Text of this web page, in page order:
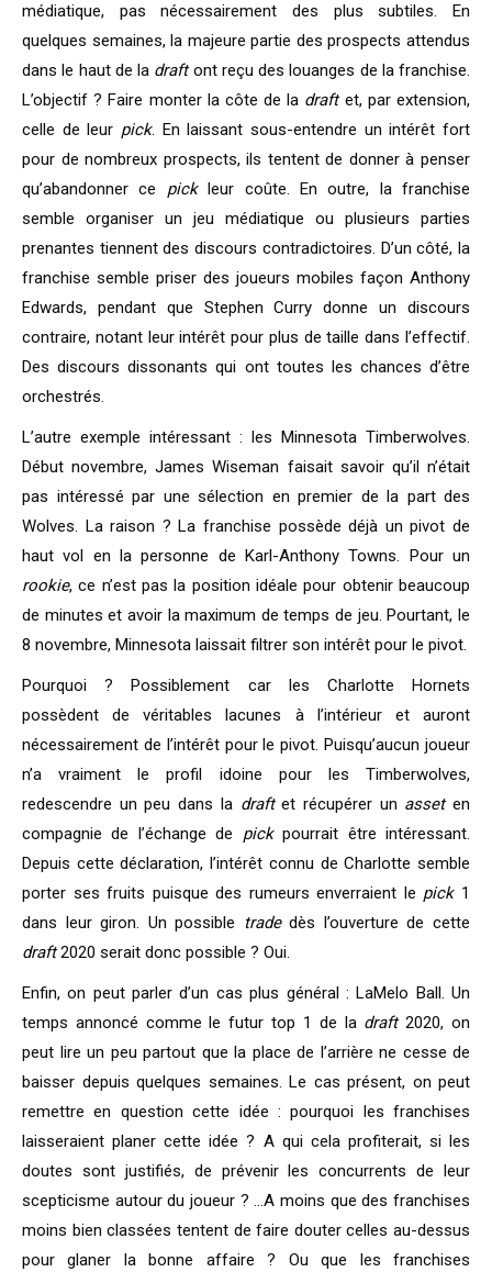
médiatique, pas nécessairement des plus subtiles. En
quelques semaines, la majeure partie des prospects attendus
dans le haut de la draftont reçu des louanges de la franchise.
L’objectif ? Faire monter la côte de la draftet, par extension,
celle de leur pick. En laissant sous-entendre un intérêt fort
pour de nombreux prospects, ils tentent de donner à penser
qu’abandonner ce pickleur coûte. En outre, la franchise
semble organiser un jeu médiatique ou plusieurs parties
prenantes tiennent des discours contradictoires. D’un côté, la
franchise semble priser des joueurs mobiles façon Anthony
Edwards, pendant que Stephen Curry donne un discours
contraire, notant leur intérêt pour plus de taille dans l’effectif.
Des discours dissonants qui ont toutes les chances d’être
orchestrés.
L’autre exemple intéressant : les Minnesota Timberwolves.
Début novembre, James Wiseman faisait savoir qu’il n’était
pas intéressé par une sélection en premier de la part des
Wolves. La raison ? La franchise possède déjà un pivot de
haut vol en la personne de Karl-Anthony Towns. Pour un
rookie, ce n’est pas la position idéale pour obtenir beaucoup
de minutes et avoir la maximum de temps de jeu. Pourtant, le
8 novembre, Minnesota laissait filtrer son intérêt pour le pivot.
Pourquoi ? Possiblement car les Charlotte Hornets
possèdent de véritables lacunes à l’intérieur et auront
nécessairement de l’intérêt pour le pivot. Puisqu’aucun joueur
n’a vraiment le profil idoine pour les Timberwolves,
redescendre un peu dans la draftet récupérer un asseten
compagnie de l’échange de pickpourrait être intéressant.
Depuis cette déclaration, l’intérêt connu de Charlotte semble
porter ses fruits puisque des rumeurs enverraient le pick1
dans leur giron. Un possible
tradedès l’ouverture de cette
draft2020 serait donc possible ? Oui.
Enfin, on peut parler d’un cas plus général : LaMelo Ball. Un
temps annoncé comme le futur top 1 de la draft2020, on
peut lire un peu partout que la place de l’arrière ne cesse de
baisser depuis quelques semaines. Le cas présent, on peut
remettre en question cette idée : pourquoi les franchises
laisseraient planer cette idée ? A qui cela profiterait, si les
doutes sont justifiés, de prévenir les concurrents de leur
scepticisme autour du joueur ? …A moins que des franchises
moins bien classées tentent de faire douter celles au-dessus
pour glaner la bonne affaire ? Ou que les franchises